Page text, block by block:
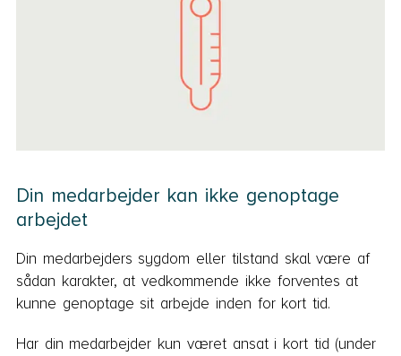
Din medarbejder kan ikke genoptage
arbejdet
Din medarbejders sygdom eller tilstand skal være af
sådan karakter, at vedkommende ikke forventes at
kunne genoptage sit arbejde inden for kort tid.
Har din medarbejder kun været ansat i kort tid (under